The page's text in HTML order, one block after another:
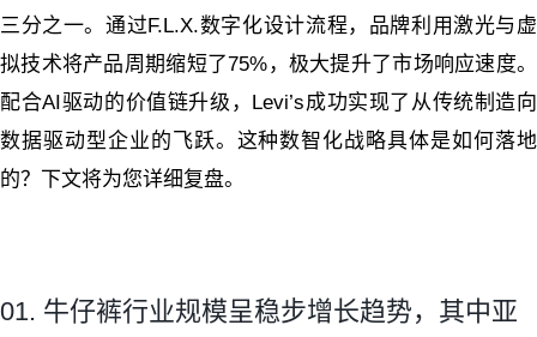
三分之一。通过F.L.X.数字化设计流程，品牌利用激光与虚
拟技术将产品周期缩短了75%，极大提升了市场响应速度。
配合AI驱动的价值链升级，Levi’s成功实现了从传统制造向
数据驱动型企业的飞跃。这种数智化战略具体是如何落地
的？下文将为您详细复盘。
01. 牛仔裤行业规模呈稳步增长趋势，其中亚